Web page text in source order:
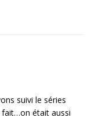
suivi le séries
fait…on était aussi